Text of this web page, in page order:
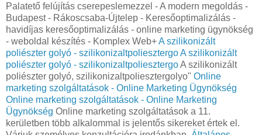
Palatető felújítás cserepeslemezzel - A modern megoldás -
Budapest - Rákoscsaba-Újtelep - Keresőoptimalizálás -
havidíjas keresőoptimalizálás - online marketing ügynökség
- weboldal készítés - Komplex Web+A szilikonizált
poliészter golyó - szilikonizaltpoliesztergoA szilikonizált
poliészter golyó - szilikonizaltpoliesztergoA szilikonizált
poliészter golyó, szilikonizaltpoliesztergolyo" Online
marketing szolgáltatások - Online Marketing Ügynökség
Online marketing szolgáltatások - Online Marketing
Ügynökség Online marketing szolgáltatások a 11.
kerületben több alkalommal is jelentős sikereket értek el.